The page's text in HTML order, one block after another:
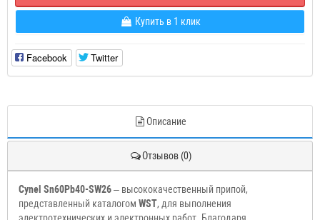
Купить в 1 клик
Facebook Twitter
Описание
Отзывов (0)
Cynel Sn60Pb40-SW26– высококачественный припой,
представленный каталогом WST, для выполнения